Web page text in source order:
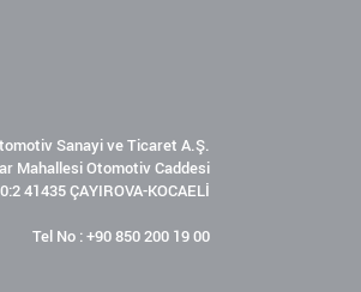
Sanayi ve Ticaret A.Ş.
Mahallesi Otomotiv Caddesi
41435 ÇAYIROVA-KOCAELİ
Tel No : +90 850 200 19 00